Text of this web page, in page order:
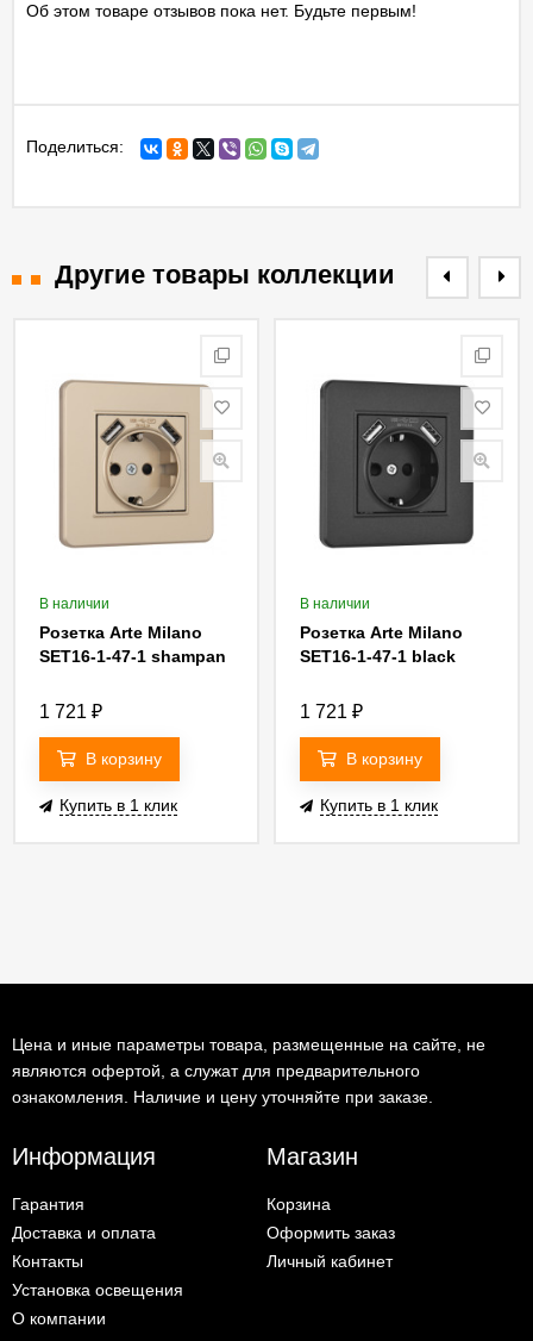
Об этом товаре отзывов пока нет. Будьте первым!
Поделиться:
Другие товары коллекции
В наличии
Розетка Arte Milano
SET16-1-47-1 shampan
1 721 ₽
В корзину
Купить в 1 клик
В наличии
Розетка Arte Milano
SET16-1-47-1 black
1 721 ₽
В корзину
Купить в 1 клик
Цена и иные параметры товара, размещенные на сайте, не
являются офертой, а служат для предварительного
ознакомления. Наличие и цену уточняйте при заказе.
Информация
Гарантия
Доставка и оплата
Контакты
Установка освещения
О компании
Магазин
Корзина
Оформить заказ
Личный кабинет